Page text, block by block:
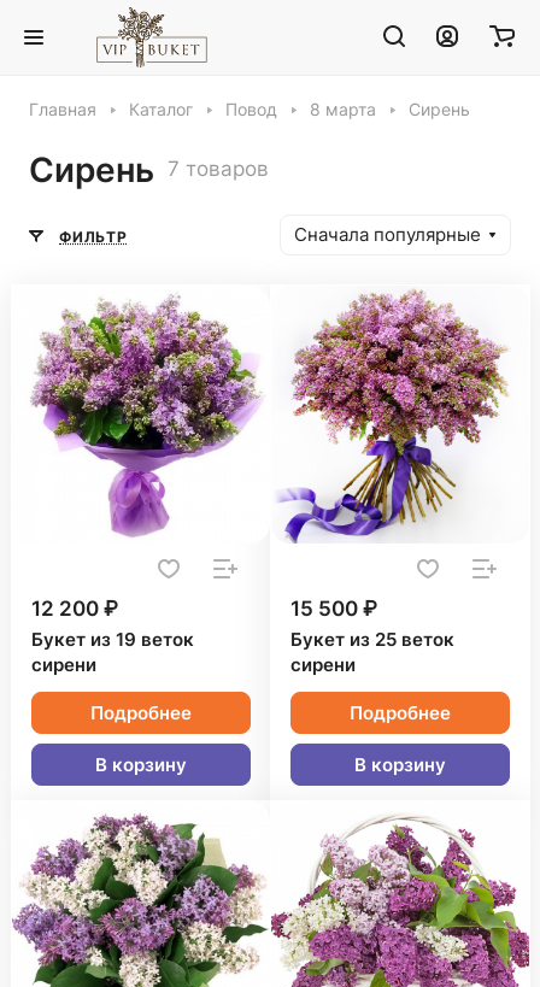
Главная Каталог Повод 8 марта Сирень
Сирень 7 товаров
ФИЛЬТР Сначала популярные
12 200 ₽
Букет из 19 веток
сирени
Подробнее
В корзину
15 500 ₽
Букет из 25 веток
сирени
Подробнее
В корзину